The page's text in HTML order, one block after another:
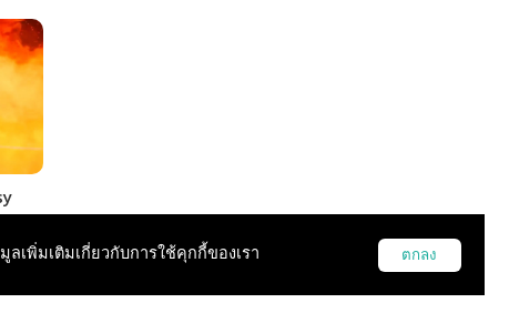
บ
งมิ้
ลเพิ่มเติมเกี่ยวกับการใช้คุกกี้ของเรา ตกลง